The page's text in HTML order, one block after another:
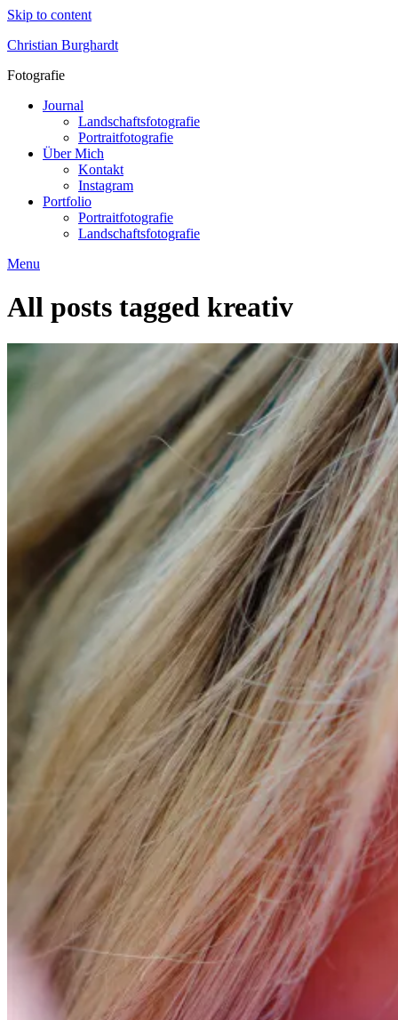
Skip to content
Christian Burghardt
Fotografie
Journal
Landschaftsfotografie
Portraitfotografie
Über Mich
Kontakt
Instagram
Portfolio
Portraitfotografie
Landschaftsfotografie
Menu
All posts tagged kreativ